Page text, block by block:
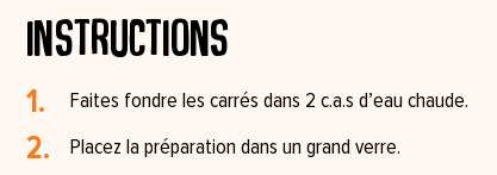
Instructions
Faites fondre les carrés dans 2 c.a.s d’eau chaude.
Placez la préparation dans un grand verre.